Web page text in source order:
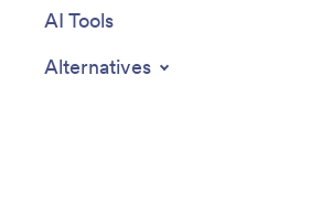
AI Tools
Alternatives